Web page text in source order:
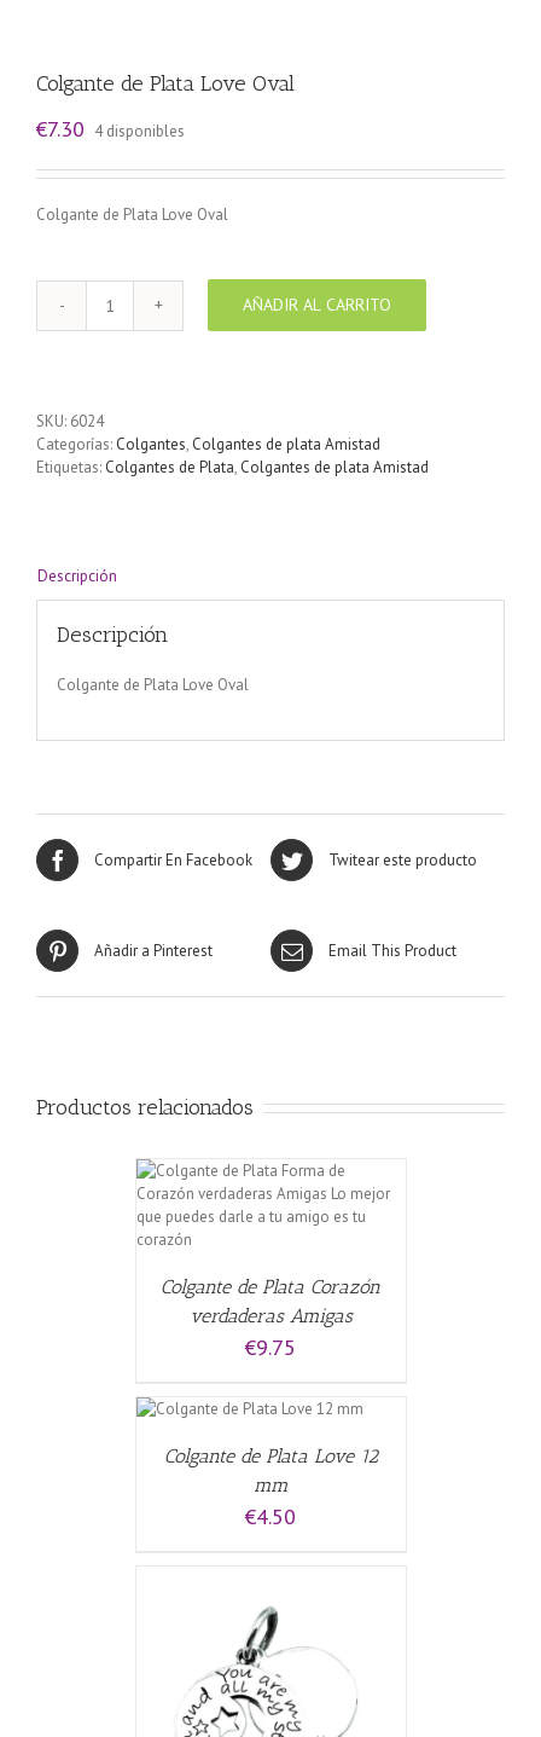
Colgante de Plata Love Oval
€7.30 4 disponibles
Colgante de Plata Love Oval
Colgante
de
AÑADIR AL CARRITO
SKU: 6024
Categorías: Colgantes, Colgantes de plata Amistad
Etiquetas: Colgantes de Plata, Colgantes de plata Amistad
Descripción
Descripción
Colgante de Plata Love Oval
Compartir En Facebook Twitear este producto
Añadir a Pinterest Email This Product
Productos relacionados
Colgante de Plata Corazón
verdaderas Amigas
€9.75
Colgante de Plata Love 12
mm
€4.50